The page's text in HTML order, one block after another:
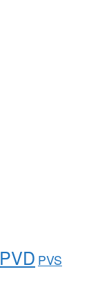
PVD PVS